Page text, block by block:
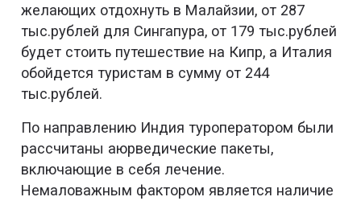
желающих отдохнуть в Малайзии, от 287
тыс.рублей для Сингапура, от 179 тыс.рублей
будет стоить путешествие на Кипр, а Италия
обойдется туристам в сумму от 244
тыс.рублей.
По направлению Индия туроператором были
рассчитаны аюрведические пакеты,
включающие в себя лечение.
Немаловажным фактором является наличие